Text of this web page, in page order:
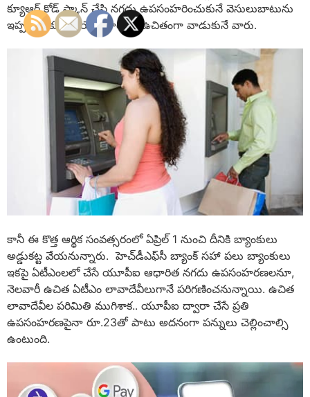
క్యూఆర్‌ కోడ్‌ స్కాన్‌ చేసి నగదు ఉపసంహరించుకునే వెసులుబాటును
ఇప్పటివరకూ వినియోగదారులు ఉచితంగా వాడుకునే వారు.
కానీ ఈ కొత్త ఆర్థిక సంవత్సరంలో ఏప్రిల్‌ 1 నుంచి దీనికి బ్యాంకులు
అడ్డుకట్ట వేయనున్నారు. హెచ్‌డీఎఫ్‌సీ బ్యాంక్‌ సహా పలు బ్యాంకులు
ఇకపై ఏటీఎంలలో చేసే యూపీఐ ఆధారిత నగదు ఉపసంహరణలనూ,
నెలవారీ ఉచిత ఏటీఎం లావాదేవీలుగానే పరిగణించనున్నాయి. ఉచిత
లావాదేవీల పరిమితి ముగిశాక.. యూపీఐ ద్వారా చేసే ప్రతి
ఉపసంహరణపైనా రూ.23తో పాటు అదనంగా పన్నులు చెల్లించాల్సి
ఉంటుంది.